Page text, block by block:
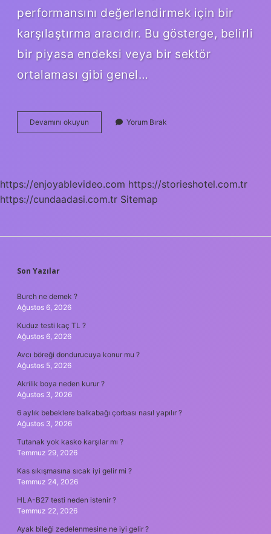
performansını değerlendirmek için bir
karşılaştırma aracıdır. Bu gösterge, belirli
bir piyasa endeksi veya bir sektör
ortalaması gibi genel…
Devamını okuyun Benchmark
Raporu
Yorum Bırak
https://enjoyablevideo.com https://storieshotel.com.tr
https://cundaadasi.com.tr Sitemap
SIDEBAR
Son Yazılar
Burch ne demek ?
Ağustos 6, 2026
Kuduz testi kaç TL ?
Ağustos 6, 2026
Avcı böreği dondurucuya konur mu ?
Ağustos 5, 2026
Akrilik boya neden kurur ?
Ağustos 3, 2026
6 aylık bebeklere balkabağı çorbası nasıl yapılır ?
Ağustos 3, 2026
Tutanak yok kasko karşılar mı ?
Temmuz 29, 2026
Kas sıkışmasına sıcak iyi gelir mi ?
Temmuz 24, 2026
HLA-B27 testi neden istenir ?
Temmuz 22, 2026
Ayak bileği zedelenmesine ne iyi gelir ?